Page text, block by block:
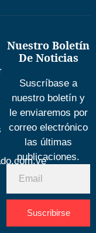
Nuestro Boletín
De Noticias
Suscríbase a
nuestro boletín y
le enviaremos por
correo electrónico
las últimas
publicaciones.
Suscribirse